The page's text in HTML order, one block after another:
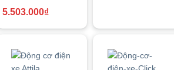
5.503.000₫